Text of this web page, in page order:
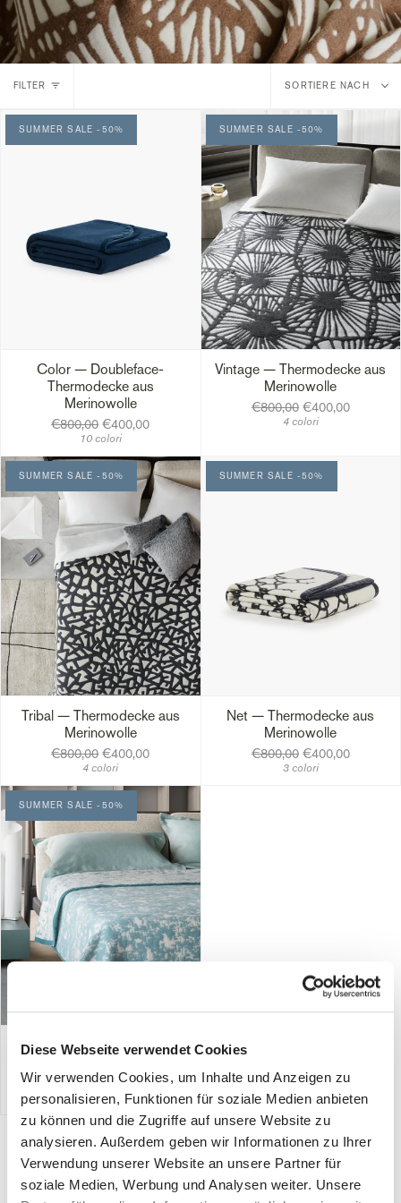
Diese Webseite verwendet Cookies
Wir verwenden Cookies, um Inhalte und Anzeigen zu
personalisieren, Funktionen für soziale Medien anbieten
zu können und die Zugriffe auf unsere Website zu
analysieren. Außerdem geben wir Informationen zu Ihrer
Verwendung unserer Website an unsere Partner für
soziale Medien, Werbung und Analysen weiter. Unsere
FILTER
Sort
by
SORTIERE NACH
SUMMER SALE -50%
Color — Doubleface-
Thermodecke aus
Merinowolle
€800,00€400,00
10 colori
SUMMER SALE -50%
Vintage — Thermodecke aus
Merinowolle
€800,00€400,00
4 colori
SUMMER SALE -50%
Tribal — Thermodecke aus
Merinowolle
€800,00€400,00
4 colori
SUMMER SALE -50%
Net — Thermodecke aus
Merinowolle
€800,00€400,00
3 colori
SUMMER SALE -50%
Camouflage — Thermodecke
€800,00€400,00
5 colori
Ti avvolge donando al corpo il giusto calore di cui hai bisogno per un
sonno sereno fino al mattino: morbida carezza intorno al tuo sonno, è
il modo più sano e gradevole di dormire.Disegni e colori che parlano